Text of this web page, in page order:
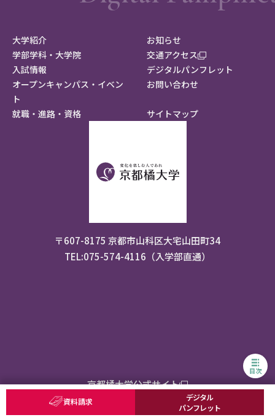
資料請求
デジタル
パンフレット
目次
〒607-8175 京都市山科区大宅山田町34
TEL:075-574-4116（入学部直通）
京都橘大学公式サイト
大学紹介
お知らせ
学部学科・大学院
交通アクセス
入試情報
デジタルパンフレット
オープンキャンパス・イベン
ト
お問い合わせ
就職・進路・資格 サイトマップ